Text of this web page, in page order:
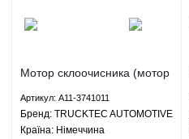
Мотор склоочисника (мотор
1.6 МКПП - A11-3741011
TRUCKTEC AUTOMOTIVE
Артикул: A11-3741011
Брeнд: TRUCKTEC AUTOMOTIVE
Країна: Німеччина